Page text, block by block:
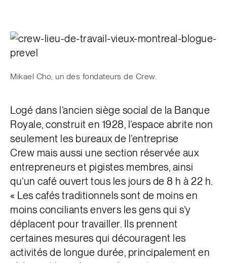
Mikael Cho, un des fondateurs de Crew.
Logé dans l’ancien siège social de la Banque
Royale, construit en 1928, l’espace abrite non
seulement les bureaux de l’entreprise
Crew mais aussi une section réservée aux
entrepreneurs et pigistes membres, ainsi
qu’un café ouvert tous les jours de 8 h à 22 h.
« Les cafés traditionnels sont de moins en
moins conciliants envers les gens qui s’y
déplacent pour travailler. Ils prennent
certaines mesures qui découragent les
activités de longue durée, principalement en